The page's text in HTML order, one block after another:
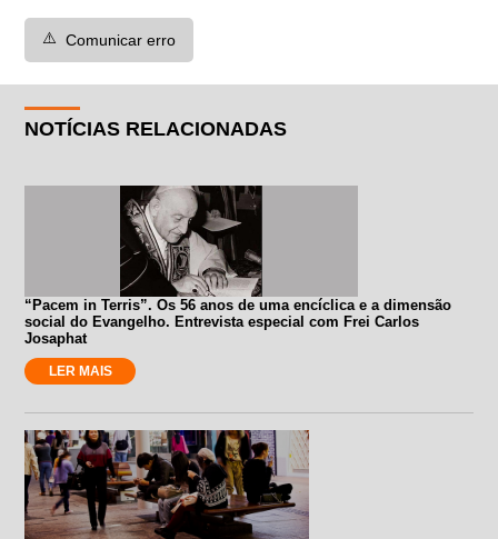
⚠️ Comunicar erro
NOTÍCIAS RELACIONADAS
“Pacem in Terris”. Os 56 anos de uma encíclica e a dimensão
social do Evangelho. Entrevista especial com Frei Carlos
Josaphat
LER MAIS